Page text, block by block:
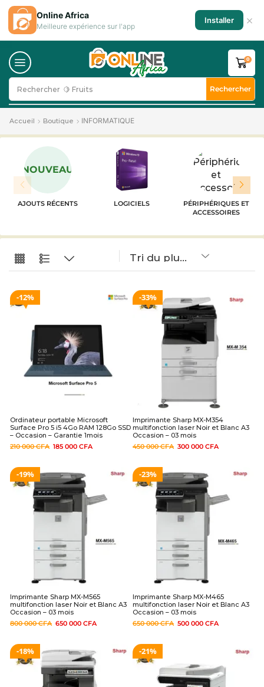
Rechercher 🥛 Milk Rechercher
0
Accueil Boutique INFORMATIQUE
NOUVEAU
AJOUTS RÉCENTS LOGICIELS
PÉRIPHÉRIQUES ET
ACCESSOIRES
12%
Ordinateur portable Microsoft
Surface Pro 5 i5 4Go RAM 128Go SSD
– Occasion – Garantie 1mois
210 000CFA 185 000 CFA
33%
Imprimante Sharp MX-M354
multifonction laser Noir et Blanc A3
Occasion – 03 mois
450 000CFA 300 000 CFA
19%
Imprimante Sharp MX-M565
multifonction laser Noir et Blanc A3
Occasion – 03 mois
800 000CFA 650 000 CFA
23%
Imprimante Sharp MX-M465
multifonction laser Noir et Blanc A3
Occasion – 03 mois
650 000CFA 500 000 CFA
18% 21%
Online Africa
Meilleure expérience sur l'app
Installer ×